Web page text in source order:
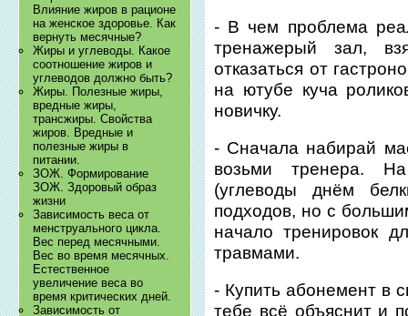
Влияние жиров в рационе
на женское здоровье. Как
вернуть месячные?
Жиры и углеводы. Какое
соотношение жиров и
углеводов должно быть?
Жиры. Полезные жиры,
вредные жиры,
трансжиры. Свойства
жиров. Вредные и
полезные жиры в
питании.
ЗОЖ. Формирование
ЗОЖ. Здоровый образ
жизни
Зависимость веса от
менструального цикла.
Вес перед месячными.
Вес во время месячных.
Естественное
увеличение веса во
время критических дней.
Зависимость от
- В чем проблема
тренажерый зал,
отказаться от
на ютубе куча
новичку.
- Сначала набирай
возьми тренера.
(углеводы днём
подходов, но с
начало тренировок
травмами.
- Купить абонемент в
тебе всё объяснит и